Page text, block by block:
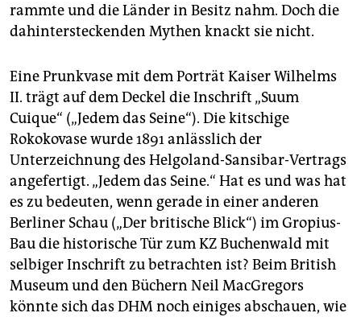
rammte und die Länder in Besitz nahm. Doch die
dahintersteckenden Mythen knackt sie nicht.
Eine Prunkvase mit dem Porträt Kaiser Wilhelms
II. trägt auf dem Deckel die Inschrift „Suum
Cuique“ („Jedem das Seine“). Die kitschige
Rokokovase wurde 1891 anlässlich der
Unterzeichnung des Helgoland-Sansibar-Vertrags
angefertigt. „Jedem das Seine.“ Hat es und was hat
es zu bedeuten, wenn gerade in einer anderen
Berliner Schau („Der britische Blick“) im Gropius-
Bau die historische Tür zum KZ Buchenwald mit
selbiger Inschrift zu betrachten ist? Beim British
Museum und den Büchern Neil MacGregors
könnte sich das DHM noch einiges abschauen, wie